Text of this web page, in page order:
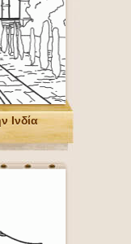
Ινδία